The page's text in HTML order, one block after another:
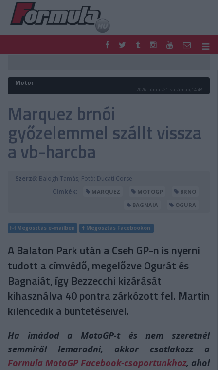
FORMULA
MOTOR
PODCAST
TIPPJÁTÉK
DIGITÁLIS MAGAZIN
PONTÁLLÁSOK
VERSENYNAPTÁRAK
Motor
2026. június 21. vasárnap, 14:48
Marquez brnói
győzelemmel szállt vissza
a vb-harcba
Szerző: Balogh Tamás; Fotó: Ducati Corse
Címkék:
MARQUEZ MOTOGP
BRNO
BAGNAIA
OGURA
Megosztás e-mailben Megosztás Facebookon
A Balaton Park után a Cseh GP-n is nyerni
tudott a címvédő, megelőzve Ogurát és
Bagnaiát, így Bezzecchi kizárását
kihasználva 40 pontra zárkózott fel. Martin
kilencedik a büntetéseivel.
Ha imádod a MotoGP-t és nem szeretnél
semmiről lemaradni, akkor csatlakozz a
Formula MotoGP Facebook-csoportunkhoz, ahol